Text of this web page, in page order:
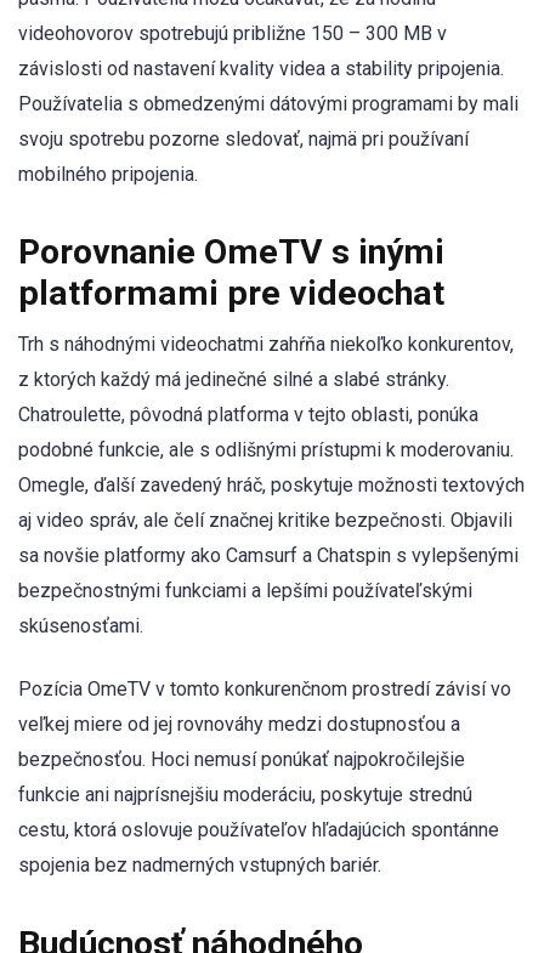
videohovorov spotrebujú približne 150 – 300 MB v
závislosti od nastavení kvality videa a stability pripojenia.
Používatelia s obmedzenými dátovými programami by mali
svoju spotrebu pozorne sledovať, najmä pri používaní
mobilného pripojenia.
Porovnanie OmeTV s inými
platformami pre videochat
Trh s náhodnými videochatmi zahŕňa niekoľko konkurentov,
z ktorých každý má jedinečné silné a slabé stránky.
Chatroulette, pôvodná platforma v tejto oblasti, ponúka
podobné funkcie, ale s odlišnými prístupmi k moderovaniu.
Omegle, ďalší zavedený hráč, poskytuje možnosti textových
aj video správ, ale čelí značnej kritike bezpečnosti. Objavili
sa novšie platformy ako Camsurf a Chatspin s vylepšenými
bezpečnostnými funkciami a lepšími používateľskými
skúsenosťami.
Pozícia OmeTV v tomto konkurenčnom prostredí závisí vo
veľkej miere od jej rovnováhy medzi dostupnosťou a
bezpečnosťou. Hoci nemusí ponúkať najpokročilejšie
funkcie ani najprísnejšiu moderáciu, poskytuje strednú
cestu, ktorá oslovuje používateľov hľadajúcich spontánne
spojenia bez nadmerných vstupných bariér.
Budúcnosť náhodného